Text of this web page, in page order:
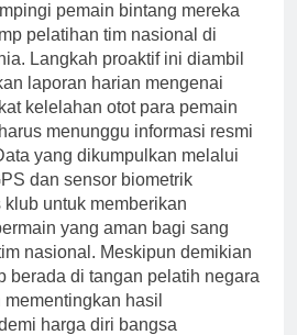
pemain bintang mereka
pelatihan tim nasional di
Langkah proaktif ini diambil
laporan harian mengenai
kelelahan otot para pemain
menunggu informasi resmi
yang dikumpulkan melalui
dan sensor biometrik
untuk memberikan
yang aman bagi sang
nasional. Meskipun demikian
berada di tangan pelatih negara
hasil
harga diri bangsa